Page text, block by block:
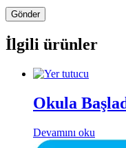
İlgili ürünler
Okula
Devamını oku